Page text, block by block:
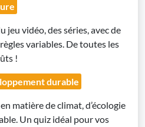
jeu vidéo, des séries, avec de
variables. De toutes les
!
durable
matière de climat, d’écologie
Un quiz idéal pour vos